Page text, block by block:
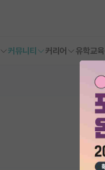
커뮤니티 커리어 유학교육